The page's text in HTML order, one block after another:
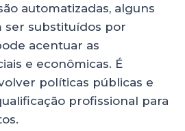
automatizadas, alguns
substituídos por
acentuar as
e econômicas. É
políticas públicas e
profissional para